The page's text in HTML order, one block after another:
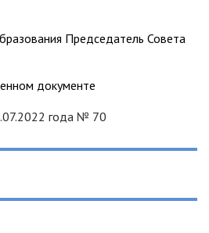
Председатель Совета
документе
года № 70